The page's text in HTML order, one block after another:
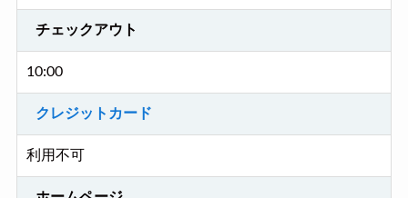
チェックアウト
10:00
クレジットカード
利用不可